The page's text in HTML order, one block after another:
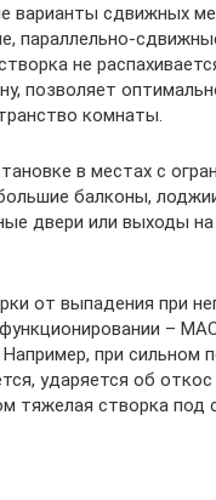
варианты сдвижных
параллельно-
не
позволяет
комнаты.
в местах с
балконы,
двери или выходы на
от выпадения при
–
при сильном
ударяется об
тяжелая створка под